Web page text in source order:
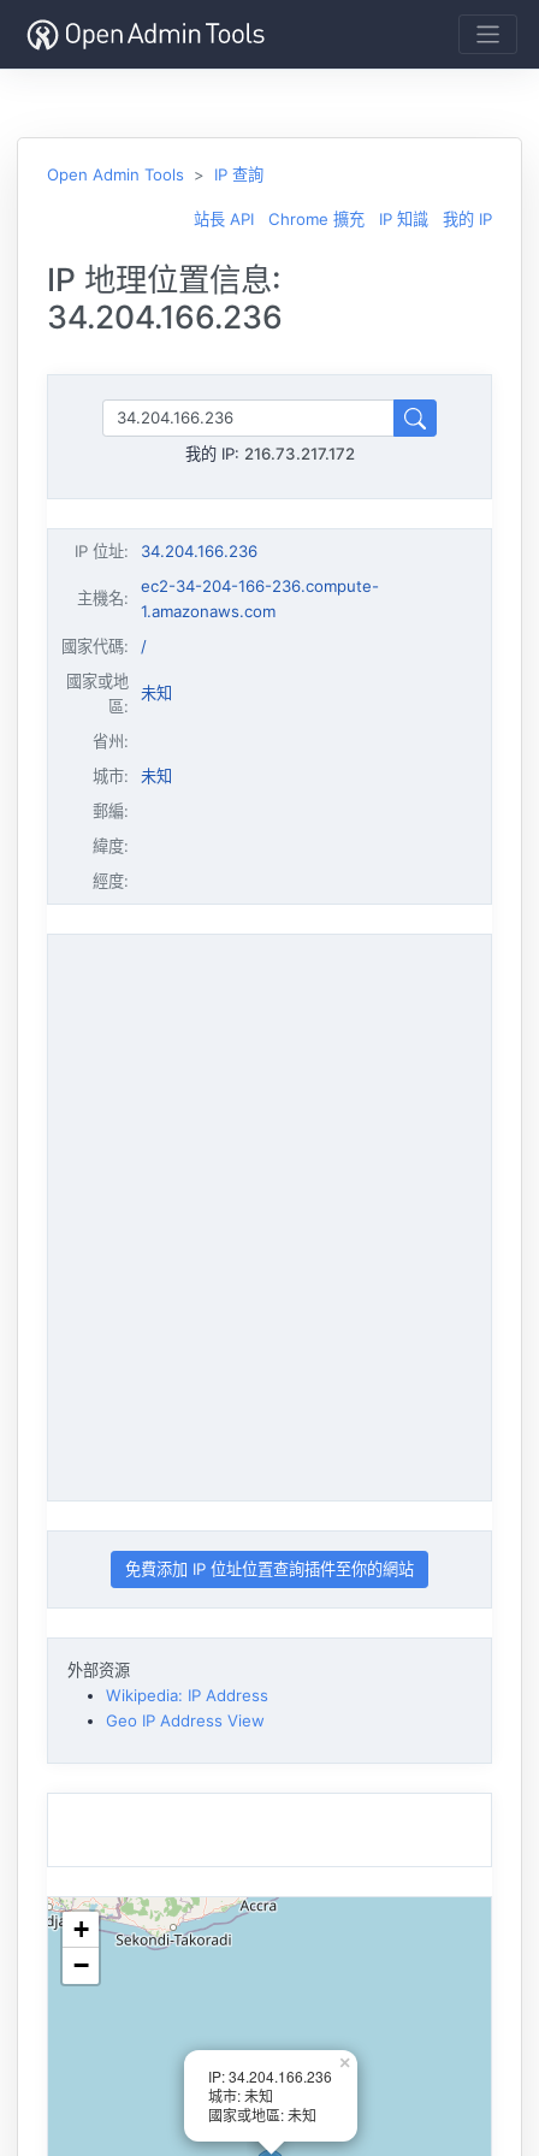
Open Admin Tools IP 查詢
站長 API Chrome 擴充 IP 知識 我的 IP
IP 地理位置信息:
34.204.166.236
我的 IP: 216.73.217.172
IP 位址: 34.204.166.236
主機名:
ec2-34-204-166-236.compute-
1.amazonaws.com
國家代碼:
/
國家或地
區:
未知
省州:
城市:
未知
郵編:
緯度:
經度:
免費添加 IP 位址位置查詢插件至你的網站
外部资源
Wikipedia: IP Address
Geo IP Address View
IP: 34.204.166.236
城市: 未知
國家或地區: 未知
×
+
−